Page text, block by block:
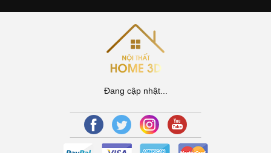
Đang cập nhật...